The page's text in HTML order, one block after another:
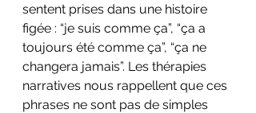
sentent prises dans une histoire
figée : “je suis comme ça”, “ça a
toujours été comme ça”, “ça ne
changera jamais”. Les thérapies
narratives nous rappellent que ces
phrases ne sont pas de simples